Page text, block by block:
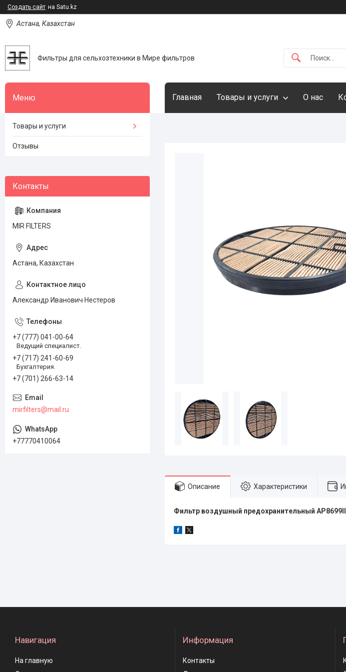
Создать сайт на Satu.kz
Астана, Казахстан
Фильтры для сельхозтехники в Мире фильтров
Главная Товары и услуги О нас
Описание Характеристики
Фильтр воздушный предохранительный AP8699II
Товары и услуги
Отзывы
MIR FILTERS
Астана, Казахстан
Александр Иванович Нестеров
+7 (777) 041-00-64
Ведущий специалист.
+7 (717) 241-60-69
Бухгалтерия.
+7 (701) 266-63-14
mirfilters@mail.ru
+77770410064
Навигация
На главную
Информация
Контакты